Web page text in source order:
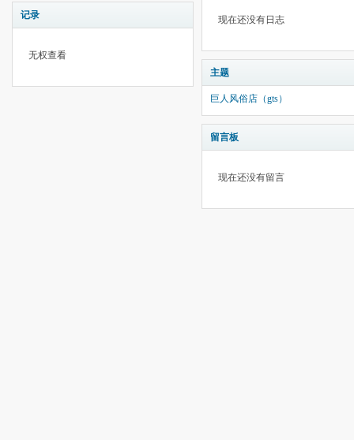
记录
无权查看
现在还没有日志
主题
巨人风俗店（gts）
留言板
现在还没有留言